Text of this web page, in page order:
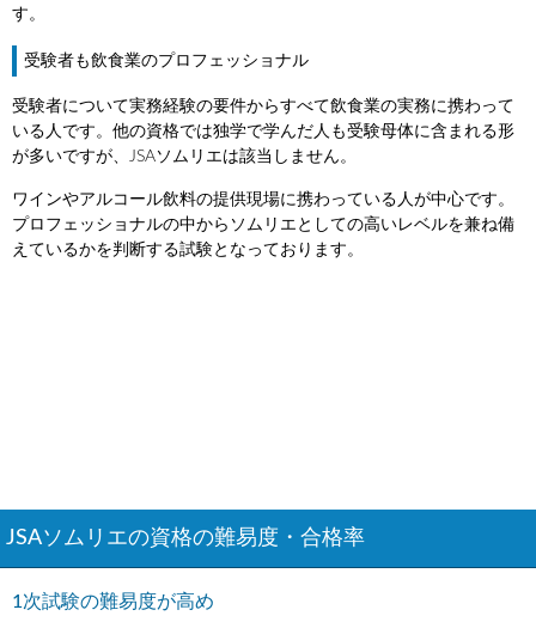
す。
受験者も飲食業のプロフェッショナル
受験者について実務経験の要件からすべて飲食業の実務に携わって
いる人です。他の資格では独学で学んだ人も受験母体に含まれる形
が多いですが、JSAソムリエは該当しません。
ワインやアルコール飲料の提供現場に携わっている人が中心です。
プロフェッショナルの中からソムリエとしての高いレベルを兼ね備
えているかを判断する試験となっております。
JSAソムリエの資格の難易度・合格率
1次試験の難易度が高め